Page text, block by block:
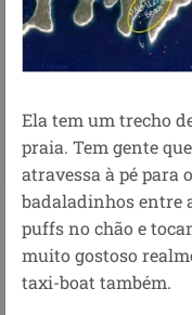
Ela tem um trecho
praia. Tem gente
atravessa à pé para
badaladinhos entre
puffs no chão e
muito gostoso
taxi-boat também.